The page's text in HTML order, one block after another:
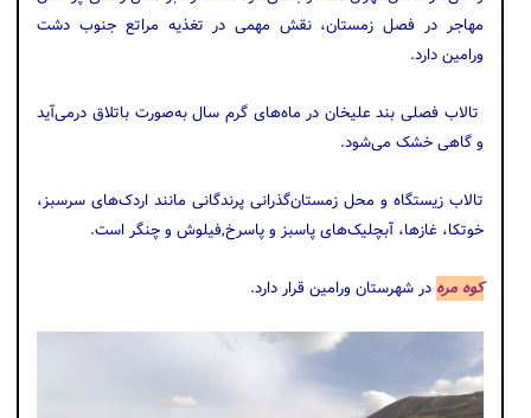
مهاجر در فصل زمستان، نقش مهمی در تغذیه مراتع جنوب دشت
ورامین دارد.
تالاب فصلی بند علیخان در ماه‌های گرم سال به‌صورت باتلاق درمی‌آید
و گاهی خشک می‌شود.
تالاب زیستگاه و محل زمستان‌گذرانی پرندگانی مانند اردک‌های سرسبز،
خوتکا، غازها، آبچلیک‌های پاسبز و پاسرخ,فیلوش و چنگر است.
کوه مره در شهرستان ورامین قرار دارد.